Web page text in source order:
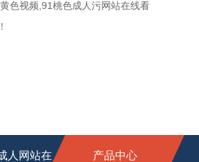
色视频,91桃色成人污网站在线看
人网站在 产品中心